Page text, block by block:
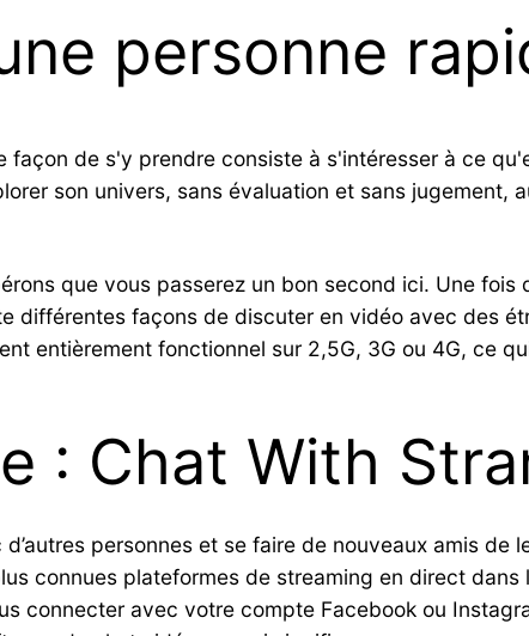
personne
de s'y prendre consiste à s'intéresser à ce
son univers, sans évaluation et sans jugement,
que vous passerez un bon second ici. Une
différentes façons de discuter en vidéo avec des
entièrement fonctionnel sur 2,5G, 3G ou 4G, ce
: Chat With
personnes et se faire de nouveaux amis de
connues plateformes de streaming en direct
connecter avec votre compte Facebook ou